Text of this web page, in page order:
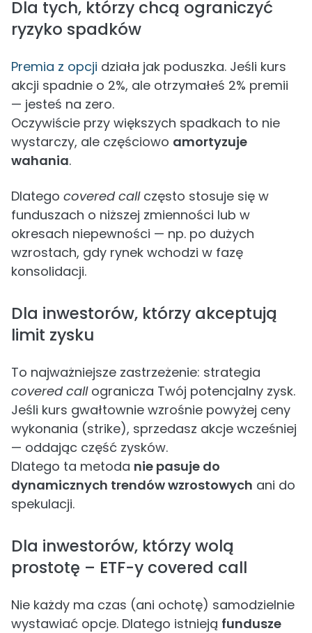
Dla tych, którzy chcą ograniczyć
ryzyko spadków
Premia z opcji działa jak poduszka. Jeśli kurs
akcji spadnie o 2%, ale otrzymałeś 2% premii
— jesteś na zero.
Oczywiście przy większych spadkach to nie
wystarczy, ale częściowo amortyzuje
wahania.
Dlatego covered callczęsto stosuje się w
funduszach o niższej zmienności lub w
okresach niepewności — np. po dużych
wzrostach, gdy rynek wchodzi w fazę
konsolidacji.
Dla inwestorów, którzy akceptują
limit zysku
To najważniejsze zastrzeżenie: strategia
covered callogranicza Twój potencjalny zysk.
Jeśli kurs gwałtownie wzrośnie powyżej ceny
wykonania (strike), sprzedasz akcje wcześniej
— oddając część zysków.
Dlatego ta metoda nie pasuje do
dynamicznych trendów wzrostowych ani do
spekulacji.
Dla inwestorów, którzy wolą
prostotę – ETF-y covered call
Nie każdy ma czas (ani ochotę) samodzielnie
wystawiać opcje. Dlatego istnieją fundusze